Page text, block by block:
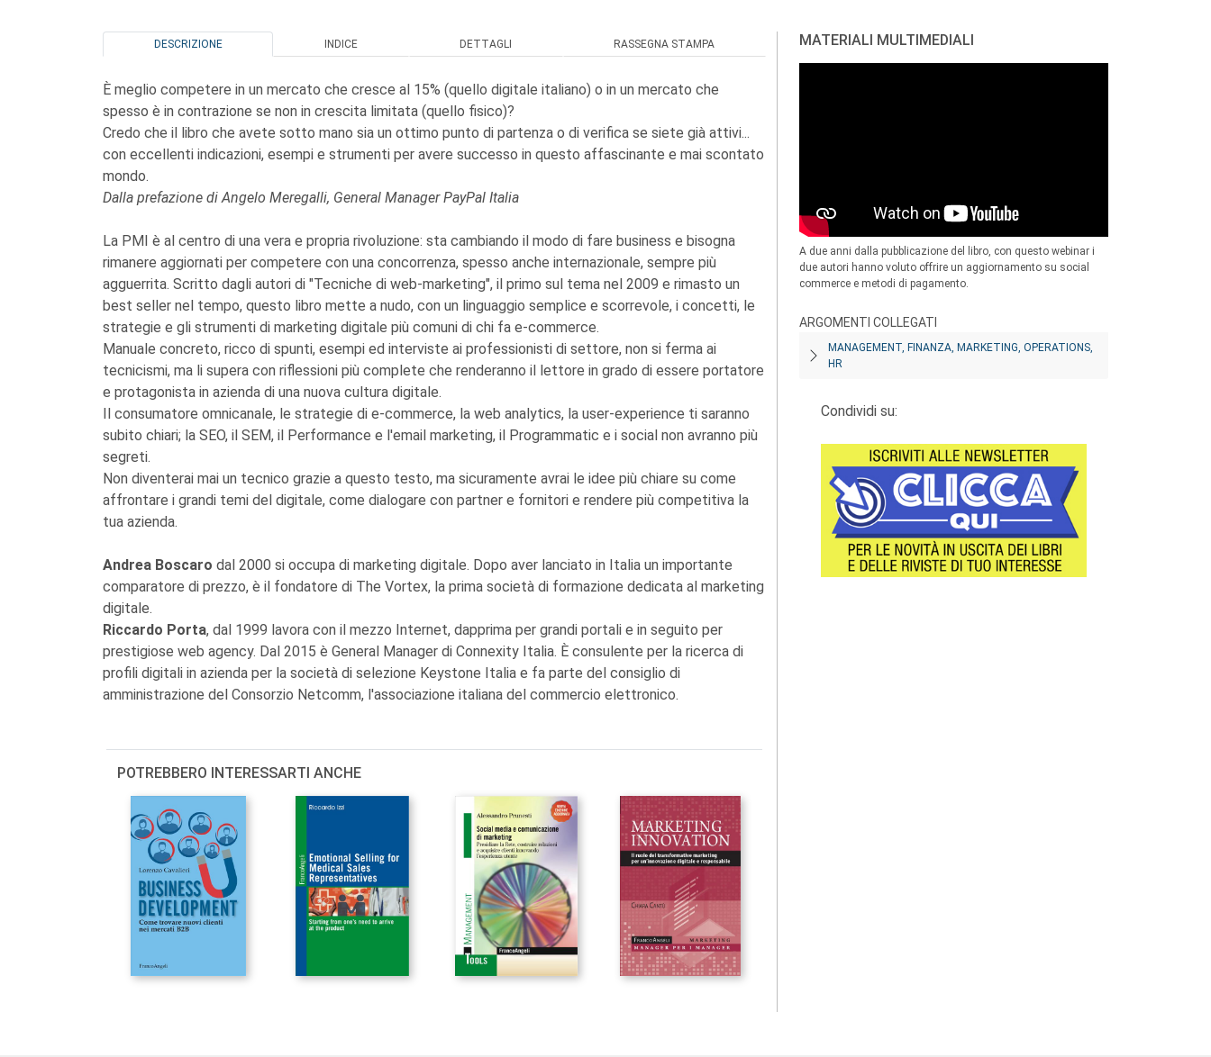
DESCRIZIONE INDICE DETTAGLI RASSEGNA STAMPA
È meglio competere in un mercato che cresce al 15% (quello digitale italiano) o in un mercato che
spesso è in contrazione se non in crescita limitata (quello fisico)?
Credo che il libro che avete sotto mano sia un ottimo punto di partenza o di verifica se siete già attivi...
con eccellenti indicazioni, esempi e strumenti per avere successo in questo affascinante e mai scontato
mondo.
Dalla prefazione di Angelo Meregalli, General Manager PayPal Italia
La PMI è al centro di una vera e propria rivoluzione: sta cambiando il modo di fare business e bisogna
rimanere aggiornati per competere con una concorrenza, spesso anche internazionale, sempre più
agguerrita. Scritto dagli autori di "Tecniche di web-marketing", il primo sul tema nel 2009 e rimasto un
best seller nel tempo, questo libro mette a nudo, con un linguaggio semplice e scorrevole, i concetti, le
strategie e gli strumenti di marketing digitale più comuni di chi fa e-commerce.
Manuale concreto, ricco di spunti, esempi ed interviste ai professionisti di settore, non si ferma ai
tecnicismi, ma li supera con riflessioni più complete che renderanno il lettore in grado di essere portatore
e protagonista in azienda di una nuova cultura digitale.
Il consumatore omnicanale, le strategie di e-commerce, la web analytics, la user-experience ti saranno
subito chiari; la SEO, il SEM, il Performance e l'email marketing, il Programmatic e i social non avranno più
segreti.
Non diventerai mai un tecnico grazie a questo testo, ma sicuramente avrai le idee più chiare su come
affrontare i grandi temi del digitale, come dialogare con partner e fornitori e rendere più competitiva la
tua azienda.
Andrea Boscaro dal 2000 si occupa di marketing digitale. Dopo aver lanciato in Italia un importante
comparatore di prezzo, è il fondatore di The Vortex, la prima società di formazione dedicata al marketing
digitale.
Riccardo Porta, dal 1999 lavora con il mezzo Internet, dapprima per grandi portali e in seguito per
prestigiose web agency. Dal 2015 è General Manager di Connexity Italia. È consulente per la ricerca di
profili digitali in azienda per la società di selezione Keystone Italia e fa parte del consiglio di
amministrazione del Consorzio Netcomm, l'associazione italiana del commercio elettronico.
POTREBBERO INTERESSARTI ANCHE
MATERIALI MULTIMEDIALI
A due anni dalla pubblicazione del libro, con questo webinar i
due autori hanno voluto offrire un aggiornamento su social
commerce e metodi di pagamento.
ARGOMENTI COLLEGATI
MANAGEMENT, FINANZA, MARKETING, OPERATIONS,
HR
Condividi su: